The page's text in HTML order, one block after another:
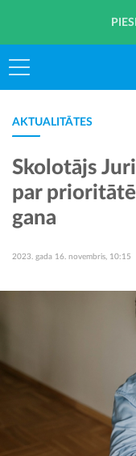
AKTUALITĀTES
Skolotājs
par
gana
2023. gada 16. novembris, 10:15